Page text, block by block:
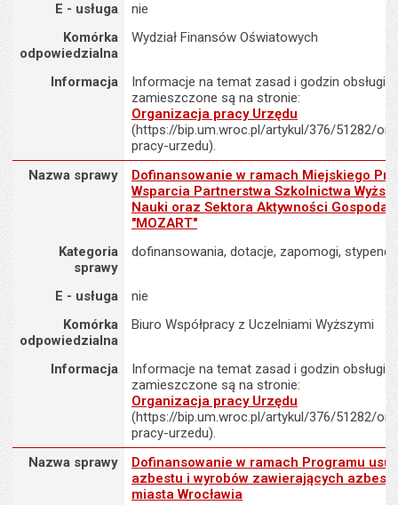
E - usługa
nie
Komórka
odpowiedzialna
Wydział Finansów Oświatowych
Informacja
Informacje na temat zasad i godzin obsługi
zamieszczone są na stronie:
Organizacja pracy Urzędu
(https://bip.um.wroc.pl/artykul/376/51282/
pracy-urzedu).
Nazwa sprawy : Dofinansowanie w ramach Miejskiego
Nazwa sprawy
Dofinansowanie w ramach Miejskiego
Wsparcia Partnerstwa Szkolnictwa
Nauki oraz Sektora Aktywności
"MOZART"
Kategoria
sprawy
dofinansowania, dotacje, zapomogi,
E - usługa
nie
Komórka
odpowiedzialna
Biuro Współpracy z Uczelniami Wyższymi
Informacja
Informacje na temat zasad i godzin obsługi
zamieszczone są na stronie:
Organizacja pracy Urzędu
(https://bip.um.wroc.pl/artykul/376/51282/
pracy-urzedu).
Nazwa sprawy : Dofinansowanie w ramach Programu
Nazwa sprawy
Dofinansowanie w ramach Programu
azbestu i wyrobów zawierających azbest
miasta Wrocławia